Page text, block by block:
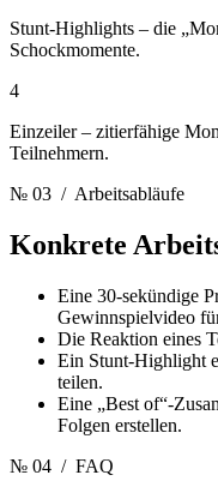
Stunt-Highlights – die
Schockmomente.
4
Einzeiler – zitierfähige
Teilnehmern.
№ 03 / Arbeitsabläufe
Konkrete
Eine 30-sekündige
Gewinnspielvideo
Die Reaktion eines
Ein Stunt-Highlight
teilen.
Eine „Best of“-
Folgen erstellen.
№ 04 / FAQ